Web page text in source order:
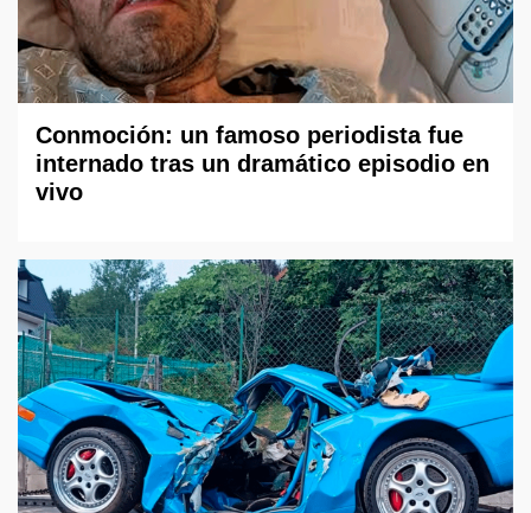
Conmoción: un famoso periodista fue
internado tras un dramático episodio en
vivo